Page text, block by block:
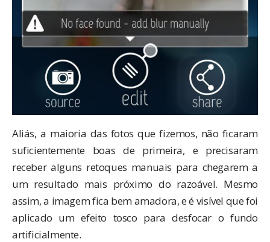
Aliás, a maioria das fotos que fizemos, não ficaram
suficientemente boas de primeira, e precisaram
receber alguns retoques manuais para chegarem a
um resultado mais próximo do razoável. Mesmo
assim, a imagem fica bem amadora, e é visível que foi
aplicado um efeito tosco para desfocar o fundo
artificialmente.